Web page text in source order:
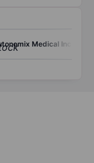
Medical Inc.